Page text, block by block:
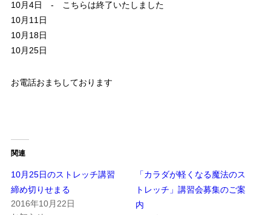
10月4日 - こちらは終了いたしました
10月11日
10月18日
10月25日
お電話おまちしております
関連
10月25日のストレッチ講習
締め切りせまる
2016年10月22日
「カラダが軽くなる魔法のス
トレッチ」講習会募集のご案
内